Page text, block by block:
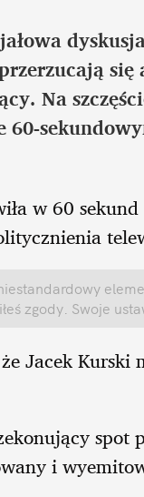
Na
60-
w 60
zgody. Swoje
Jacek Kurski
i